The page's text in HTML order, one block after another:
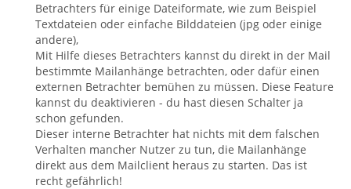
Betrachters für einige Dateiformate, wie zum Beispiel
Textdateien oder einfache Bilddateien (jpg oder einige
andere),
Mit Hilfe dieses Betrachters kannst du direkt in der Mail
bestimmte Mailanhänge betrachten, oder dafür einen
externen Betrachter bemühen zu müssen. Diese Feature
kannst du deaktivieren - du hast diesen Schalter ja
schon gefunden.
Dieser interne Betrachter hat nichts mit dem falschen
Verhalten mancher Nutzer zu tun, die Mailanhänge
direkt aus dem Mailclient heraus zu starten. Das ist
recht gefährlich!